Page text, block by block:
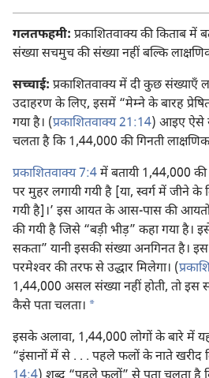
गलतफहमी: प्रकाशितवाक्य की किताब में
संख्या सचमुच की संख्या नहीं बल्कि
सच्चाई: प्रकाशितवाक्य में दी कुछ संख्याएँ
उदाहरण के लिए, इसमें “मेम्ने के बारह
गया है। (प्रकाशितवाक्य 21:14) आइए ऐसे
चलता है कि 1,44,000 की गिनती
प्रकाशितवाक्य 7:4में बतायी 1,44,000 की
पर मुहर लगायी गयी है [या, स्वर्ग में जीने
गयी है]।’ इस आयत के आस-पास की
की गयी है जिसे “बड़ी भीड़” कहा गया है।
सकता” यानी इसकी संख्या अनगिनत है।
परमेश्‍वर की तरफ से उद्धार मिलेगा। (
1,44,000 असल संख्या नहीं होती, तो
कैसे पता चलता। a
इसके अलावा, 1,44,000 लोगों के बारे में
“इंसानों में से . . . पहले फलों के नाते खरीद